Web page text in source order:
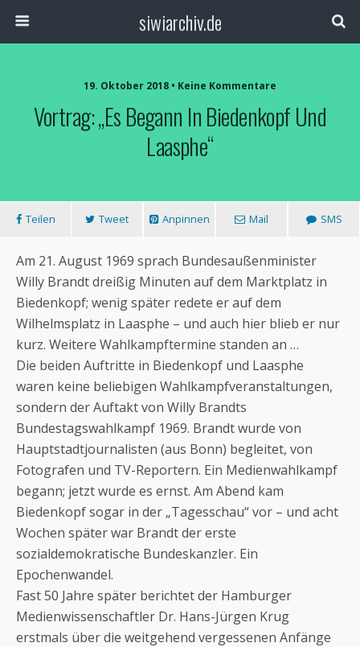
siwiarchiv.de
19. Oktober 2018 • Keine Kommentare
Vortrag: „Es Begann In Biedenkopf Und
Laasphe“
Teilen Tweet Anpinnen Mail SMS
Am 21. August 1969 sprach Bundesaußenminister
Willy Brandt dreißig Minuten auf dem Marktplatz in
Biedenkopf; wenig später redete er auf dem
Wilhelmsplatz in Laasphe – und auch hier blieb er nur
kurz. Weitere Wahlkampftermine standen an …
Die beiden Auftritte in Biedenkopf und Laasphe
waren keine beliebigen Wahlkampfveranstaltungen,
sondern der Auftakt von Willy Brandts
Bundestagswahlkampf 1969. Brandt wurde von
Hauptstadtjournalisten (aus Bonn) begleitet, von
Fotografen und TV-Reportern. Ein Medienwahlkampf
begann; jetzt wurde es ernst. Am Abend kam
Biedenkopf sogar in der „Tagesschau“ vor – und acht
Wochen später war Brandt der erste
sozialdemokratische Bundeskanzler. Ein
Epochenwandel.
Fast 50 Jahre später berichtet der Hamburger
Medienwissenschaftler Dr. Hans-Jürgen Krug
erstmals über die weitgehend vergessenen Anfänge